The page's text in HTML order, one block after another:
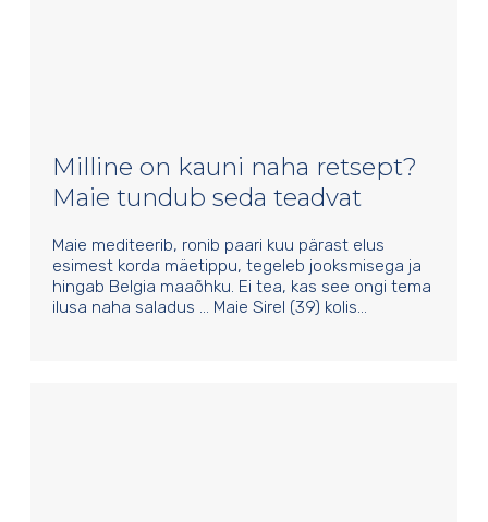
Milline on kauni naha retsept?
Maie tundub seda teadvat
Maie mediteerib, ronib paari kuu pärast elus
esimest korda mäetippu, tegeleb jooksmisega ja
hingab Belgia maaõhku. Ei tea, kas see ongi tema
ilusa naha saladus … Maie Sirel (39) kolis…